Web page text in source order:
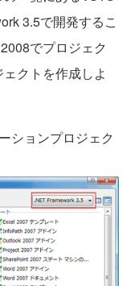
3.5で開発するこ
でプロジェク
クトを作成しよ
ションプロジェク